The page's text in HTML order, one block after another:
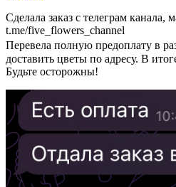
Сделала заказ с телеграм канала,
t.me/five_flowers_channel
Перевела полную предоплату в
доставить цветы по адресу. В
Будьте осторожны!